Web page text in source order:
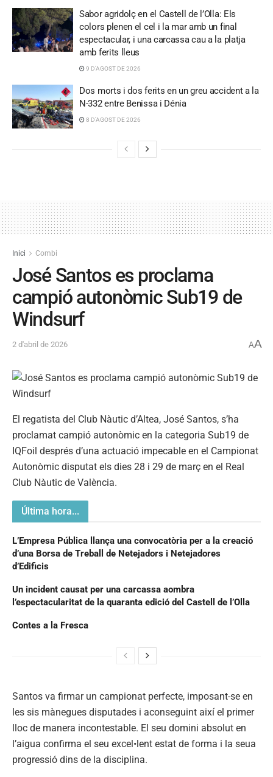
Sabor agridolç en el Castell de l’Olla: Els
colors plenen el cel i la mar amb un final
espectacular, i una carcassa cau a la platja
amb ferits lleus
9 D'AGOST DE 2026
Dos morts i dos ferits en un greu accident a la
N-332 entre Benissa i Dénia
8 D'AGOST DE 2026
Inici Combi
José Santos es proclama
campió autonòmic Sub19 de
Windsurf
2 d'abril de 2026 AA
El regatista del Club Nàutic d’Altea, José Santos, s’ha
proclamat campió autonòmic en la categoria Sub19 de
IQFoil després d’una actuació impecable en el Campionat
Autonòmic disputat els dies 28 i 29 de març en el Real
Club Nàutic de València.
Última hora...
L’Empresa Pública llança una convocatòria per a la creació
d’una Borsa de Treball de Netejadors i Netejadores
d’Edificis
Un incident causat per una carcassa aombra
l’espectacularitat de la quaranta edició del Castell de l’Olla
Contes a la Fresca
Santos va firmar un campionat perfecte, imposant-se en
les sis mànegues disputades i aconseguint així el primer
lloc de manera incontestable. El seu domini absolut en
l’aigua confirma el seu excel•lent estat de forma i la seua
progressió dins de la disciplina.